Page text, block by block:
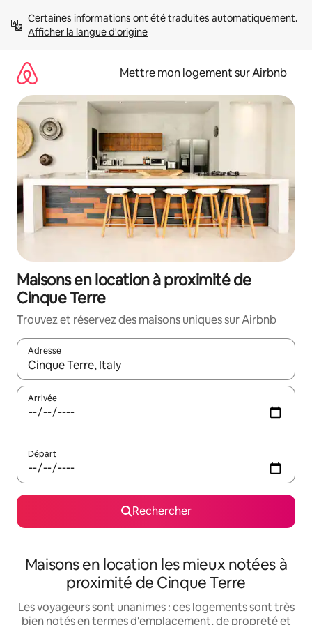
directement
Afficher la langue d'origine
Mettre mon logement sur Airbnb
Maisons en location à proximité de
Cinque Terre
Trouvez et réservez des maisons uniques sur Airbnb
Adresse
Lorsque les résultats s'affichent, utilisez les flèches vers le
Arrivée
Départ
Rechercher
Maisons en location les mieux notées à
proximité de Cinque Terre
Les voyageurs sont unanimes : ces logements sont très
bien notés en termes d'emplacement, de propreté et